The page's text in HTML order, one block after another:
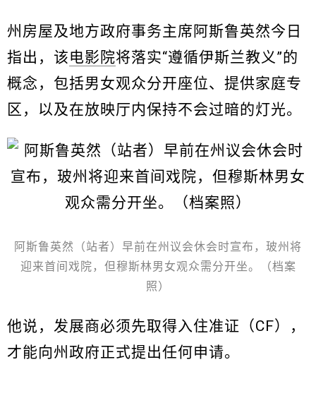
州房屋及地方政府事务主席阿斯鲁英然今日
指出，该电影院将落实“遵循伊斯兰教义”的
概念，包括男女观众分开座位、提供家庭专
区，以及在放映厅内保持不会过暗的灯光。
阿斯鲁英然（站者）早前在州议会休会时宣布，玻州将
迎来首间戏院，但穆斯林男女观众需分开坐。（档案
照）
他说，发展商必须先取得入住准证（CF），
才能向州政府正式提出任何申请。